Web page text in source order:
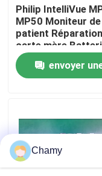
Contrôle de la
Nous contacter
Pièces de
Module de
Philip IntelliVue
MP50 Moniteur de
patient Réparation
carte mère
affichage écran
clavier envoyer
Chamy